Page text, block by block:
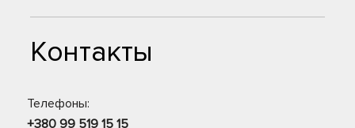
Контакты
Телефоны:
+380 99 519 15 15